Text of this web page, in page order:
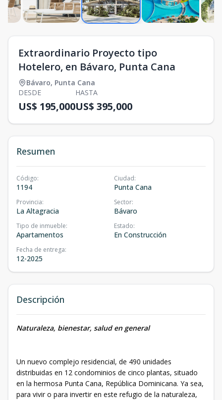
Extraordinario Proyecto tipo
Hotelero, en Bávaro, Punta Cana
Bávaro, Punta Cana
DESDE
US$ 195,000
HASTA
US$ 395,000
Resumen
Código:
1194
Ciudad:
Punta Cana
Provincia:
La Altagracia
Sector:
Bávaro
Tipo de inmueble:
Apartamentos
Estado:
En Construcción
Fecha de entrega:
12-2025
Descripción
Naturaleza, bienestar, salud en general
Un nuevo complejo residencial, de 490 unidades
distribuidas en 12 condominios de cinco plantas, situado
en la hermosa Punta Cana, República Dominicana. Ya sea,
para vivir o para invertir en este refugio de la naturaleza,